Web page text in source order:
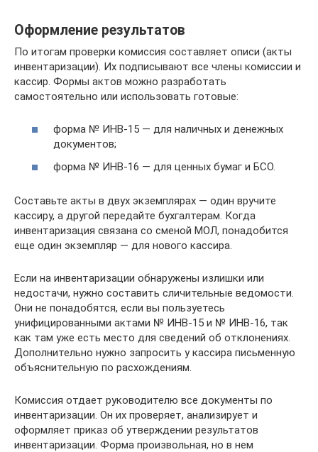
Оформление результатов
По итогам проверки комиссия составляет описи (акты
инвентаризации). Их подписывают все члены комиссии и
кассир. Формы актов можно разработать
самостоятельно или использовать готовые:
форма № ИНВ-15 — для наличных и денежных
документов;
форма № ИНВ-16 — для ценных бумаг и БСО.
Составьте акты в двух экземплярах — один вручите
кассиру, а другой передайте бухгалтерам. Когда
инвентаризация связана со сменой МОЛ, понадобится
еще один экземпляр — для нового кассира.
Если на инвентаризации обнаружены излишки или
недостачи, нужно составить сличительные ведомости.
Они не понадобятся, если вы пользуетесь
унифицированными актами № ИНВ-15 и № ИНВ-16, так
как там уже есть место для сведений об отклонениях.
Дополнительно нужно запросить у кассира письменную
объяснительную по расхождениям.
Комиссия отдает руководителю все документы по
инвентаризации. Он их проверяет, анализирует и
оформляет приказ об утверждении результатов
инвентаризации. Форма произвольная, но в нем